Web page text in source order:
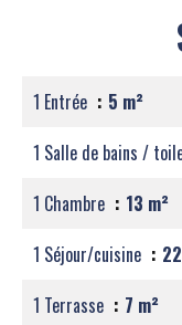
1 Entrée
5 m²
1 Salle de bains /
1 Chambre
13 m²
1 Séjour/cuisine
1 Terrasse
7 m²